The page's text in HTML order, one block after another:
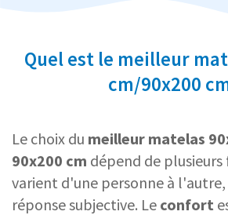
Quel est le meilleur
cm/90x200
Le choix du meilleur matelas
90x200 cm dépend de plusieurs
varient d'une personne à
réponse subjective. Le confort